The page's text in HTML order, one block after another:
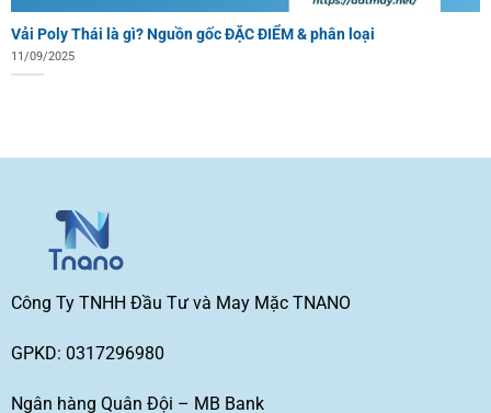
Vải Poly Thái là gì? Nguồn gốc ĐẶC ĐIỂM & phân loại
11/09/2025
Công Ty TNHH Đầu Tư và May Mặc TNANO
GPKD: 0317296980
Ngân hàng Quân Đội – MB Bank